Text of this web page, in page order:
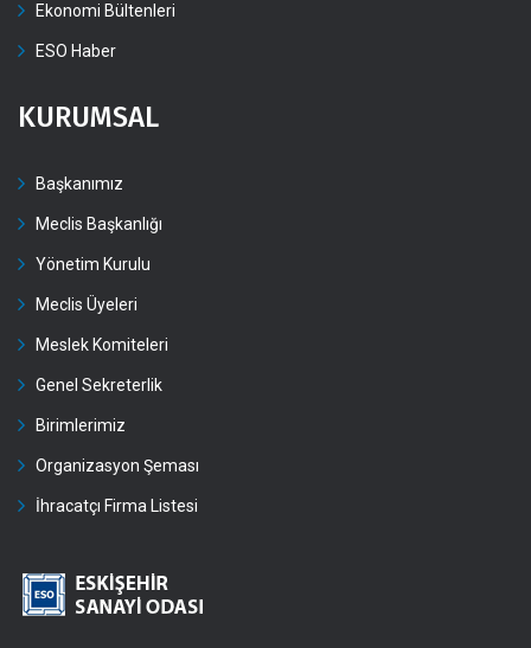
Ekonomi Bültenleri
ESO Haber
KURUMSAL
Başkanımız
Meclis Başkanlığı
Yönetim Kurulu
Meclis Üyeleri
Meslek Komiteleri
Genel Sekreterlik
Birimlerimiz
Organizasyon Şeması
İhracatçı Firma Listesi